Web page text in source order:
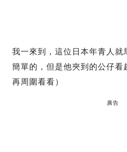
我一來到，這位日本年青人就
簡單的，但是他夾到的公仔看
再周圍看看）
廣告